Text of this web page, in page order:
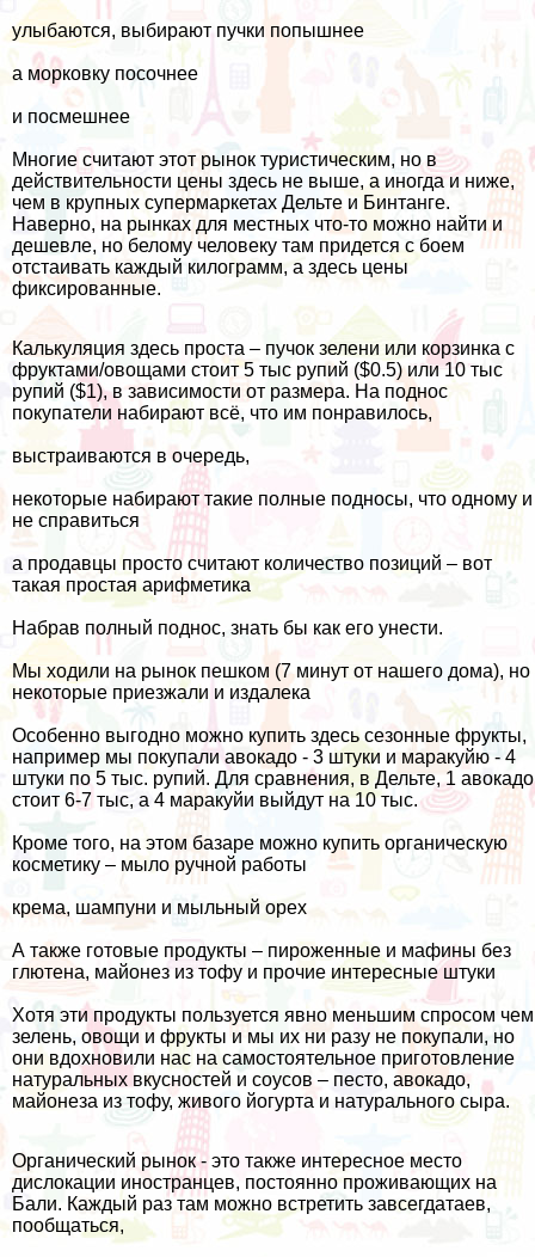
улыбаются, выбирают пучки попышнее
а морковку посочнее
и посмешнее
Многие считают этот рынок туристическим, но в
действительности цены здесь не выше, а иногда и ниже,
чем в крупных супермаркетах Дельте и Бинтанге.
Наверно, на рынках для местных что-то можно найти и
дешевле, но белому человеку там придется с боем
отстаивать каждый килограмм, а здесь цены
фиксированные.
Калькуляция здесь проста – пучок зелени или корзинка с
фруктами/овощами стоит 5 тыс рупий ($0.5) или 10 тыс
рупий ($1), в зависимости от размера. На поднос
покупатели набирают всё, что им понравилось,
выстраиваются в очередь,
некоторые набирают такие полные подносы, что одному и
не справиться
а продавцы просто считают количество позиций – вот
такая простая арифметика
Набрав полный поднос, знать бы как его унести.
Мы ходили на рынок пешком (7 минут от нашего дома), но
некоторые приезжали и издалека
Особенно выгодно можно купить здесь сезонные фрукты,
например мы покупали авокадо - 3 штуки и маракуйю - 4
штуки по 5 тыс. рупий. Для сравнения, в Дельте, 1 авокадо
стоит 6-7 тыс, а 4 маракуйи выйдут на 10 тыс.
Кроме того, на этом базаре можно купить органическую
косметику – мыло ручной работы
крема, шампуни и мыльный орех
А также готовые продукты – пироженные и мафины без
глютена, майонез из тофу и прочие интересные штуки
Хотя эти продукты пользуется явно меньшим спросом чем
зелень, овощи и фрукты и мы их ни разу не покупали, но
они вдохновили нас на самостоятельное приготовление
натуральных вкусностей и соусов – песто, авокадо,
майонеза из тофу, живого йогурта и натурального сыра.
Органический рынок - это также интересное место
дислокации иностранцев, постоянно проживающих на
Бали. Каждый раз там можно встретить завсегдатаев,
пообщаться,